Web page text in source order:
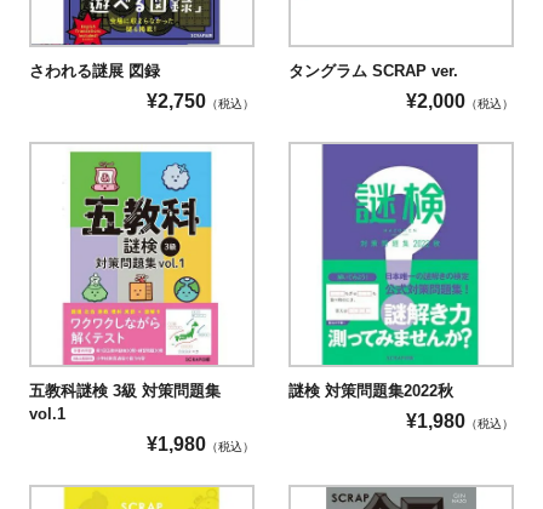
さわれる謎展 図録
¥2,750 （税込）
タングラム SCRAP ver.
¥2,000 （税込）
五教科謎検 3級 対策問題集
vol.1
¥1,980 （税込）
謎検 対策問題集2022秋
¥1,980 （税込）